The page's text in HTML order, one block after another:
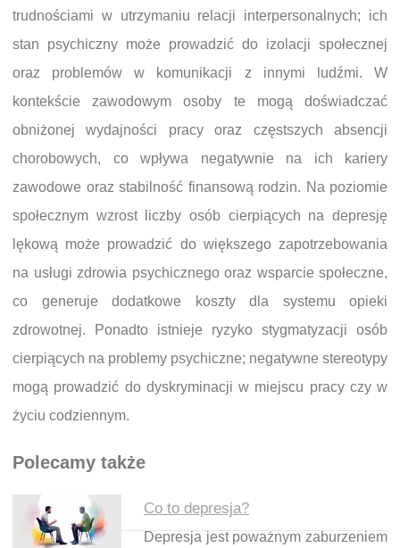
trudnościami w utrzymaniu relacji interpersonalnych; ich
stan psychiczny może prowadzić do izolacji społecznej
oraz problemów w komunikacji z innymi ludźmi. W
kontekście zawodowym osoby te mogą doświadczać
obniżonej wydajności pracy oraz częstszych absencji
chorobowych, co wpływa negatywnie na ich kariery
zawodowe oraz stabilność finansową rodzin. Na poziomie
społecznym wzrost liczby osób cierpiących na depresję
lękową może prowadzić do większego zapotrzebowania
na usługi zdrowia psychicznego oraz wsparcie społeczne,
co generuje dodatkowe koszty dla systemu opieki
zdrowotnej. Ponadto istnieje ryzyko stygmatyzacji osób
cierpiących na problemy psychiczne; negatywne stereotypy
mogą prowadzić do dyskryminacji w miejscu pracy czy w
życiu codziennym.
Polecamy także
Co to depresja?
Depresja jest poważnym zaburzeniem